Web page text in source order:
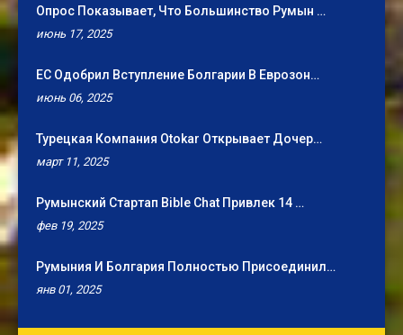
Опрос Показывает, Что Большинство Румын …
июнь 17, 2025
ЕС Одобрил Вступление Болгарии В Еврозон…
июнь 06, 2025
Турецкая Компания Otokar Открывает Дочер…
март 11, 2025
Румынский Стартап Bible Chat Привлек 14 …
фев 19, 2025
Румыния И Болгария Полностью Присоединил…
янв 01, 2025